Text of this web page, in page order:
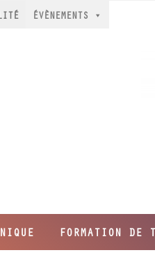
ÉVÈNEMENTS
FORMATION DE